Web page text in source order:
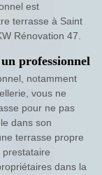
est
terrasse à Saint
Rénovation 47.
professionnel
notamment
vous ne
pour ne pas
dans son
terrasse propre
dans la